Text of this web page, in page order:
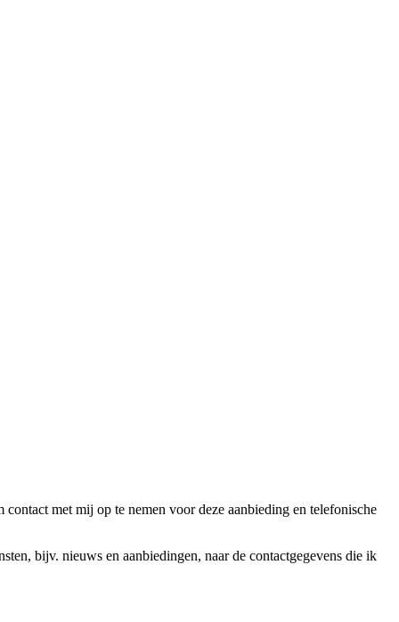
met mij op te nemen voor deze aanbieding en telefonische
bijv. nieuws en aanbiedingen, naar de contactgegevens die ik